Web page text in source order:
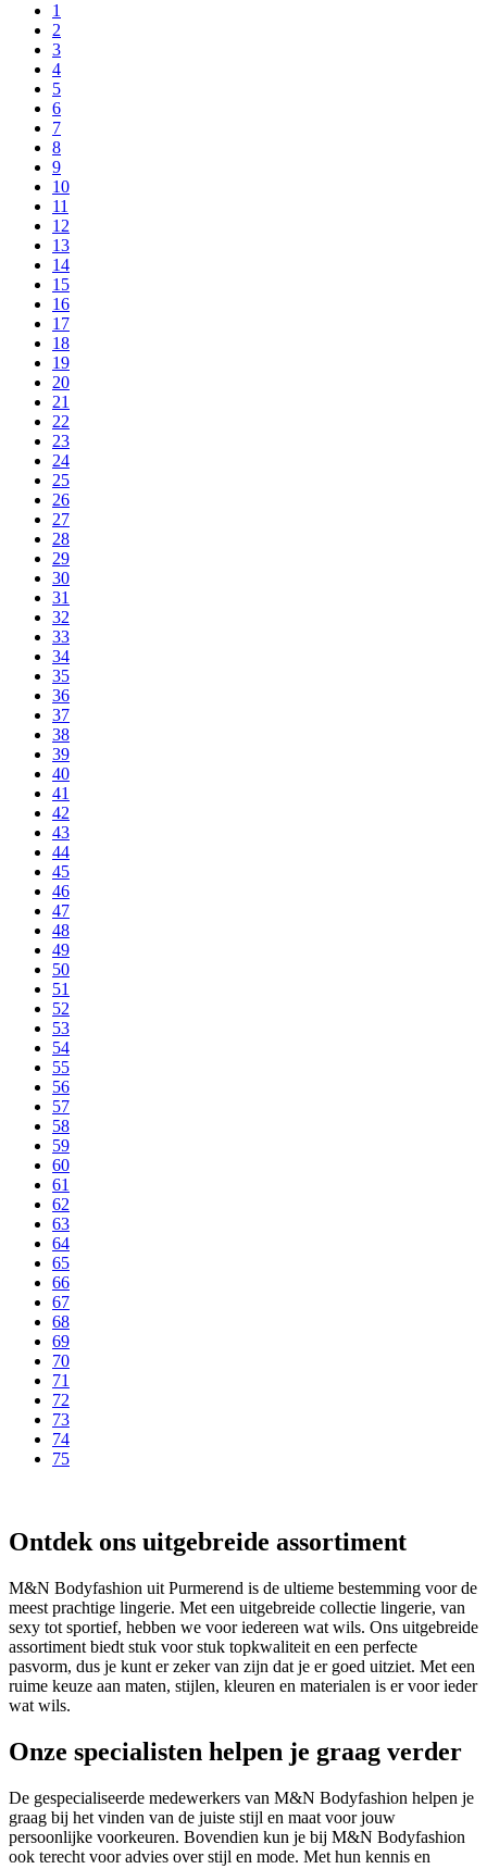
1
2
3
4
5
6
7
8
9
10
11
12
13
14
15
16
17
18
19
20
21
22
23
24
25
26
27
28
29
30
31
32
33
34
35
36
37
38
39
40
41
42
43
44
45
46
47
48
49
50
51
52
53
54
55
56
57
58
59
60
61
62
63
64
65
66
67
68
69
70
71
72
73
74
75
Ontdek ons uitgebreide assortiment
M&N Bodyfashion uit Purmerend is de ultieme bestemming voor de
meest prachtige lingerie. Met een uitgebreide collectie lingerie, van
sexy tot sportief, hebben we voor iedereen wat wils. Ons uitgebreide
assortiment biedt stuk voor stuk topkwaliteit en een perfecte
pasvorm, dus je kunt er zeker van zijn dat je er goed uitziet. Met een
ruime keuze aan maten, stijlen, kleuren en materialen is er voor ieder
wat wils.
Onze specialisten helpen je graag verder
De gespecialiseerde medewerkers van M&N Bodyfashion helpen je
graag bij het vinden van de juiste stijl en maat voor jouw
persoonlijke voorkeuren. Bovendien kun je bij M&N Bodyfashion
ook terecht voor advies over stijl en mode. Met hun kennis en